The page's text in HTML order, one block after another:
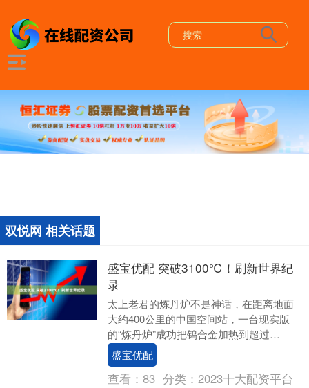
双悦网 相关话题
盛宝优配 突破3100℃！刷新世界纪
录
太上老君的炼丹炉不是神话，在距离地面
大约400公里的中国空间站，一台现实版
的“炼丹炉”成功把钨合金加热到超过
3100℃，创造了新的世界纪录。 这台藏在
中国空间站....
盛宝优配
查看： 83 分类： 2023十大配资平台